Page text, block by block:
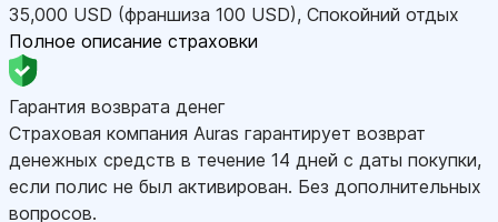
35,000 USD (франшиза 100 USD), Спокойний отдых
Полное описание страховки
Гарантия возврата денег
Страховая компания Auras гарантирует возврат
денежных средств в течение 14 дней с даты покупки,
если полис не был активирован. Без дополнительных
вопросов.